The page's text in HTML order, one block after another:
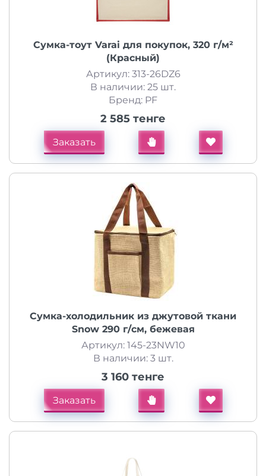
Сумка-тоут Varai для покупок, 320 г/м²
(Красный)
Артикул: 313-26DZ6
В наличии: 25 шт.
Бренд: PF
2 585 тенге
Заказать
Сумка-холодильник из джутовой ткани
Snow 290 г/см, бежевая
Артикул: 145-23NW10
В наличии: 3 шт.
3 160 тенге
Заказать